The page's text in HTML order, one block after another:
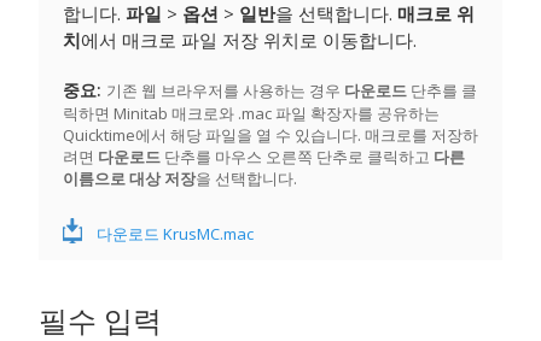
합니다. 파일 > 옵션 > 일반을 선택합니다. 매크로 위
치에서 매크로 파일 저장 위치로 이동합니다.
중요 기존 웹 브라우저를 사용하는 경우 다운로드 단추를 클
릭하면 Minitab 매크로와 .mac 파일 확장자를 공유하는
Quicktime에서 해당 파일을 열 수 있습니다. 매크로를 저장하
려면 다운로드 단추를 마우스 오른쪽 단추로 클릭하고 다른
이름으로 대상 저장을 선택합니다.
다운로드 KrusMC.mac
필수 입력